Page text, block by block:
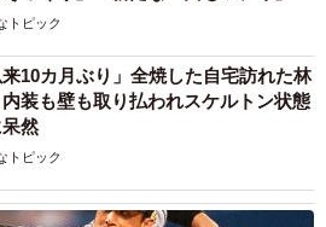
トピック
来10カ月ぶり」全焼した自宅訪れた林
装も壁も取り払われスケルトン状態
然
トピック